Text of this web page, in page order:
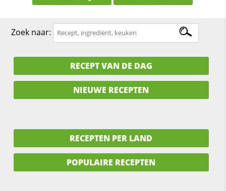
Zoek naar:
RECEPT VAN DE DAG
NIEUWE RECEPTEN
RECEPTEN PER LAND
POPULAIRE RECEPTEN